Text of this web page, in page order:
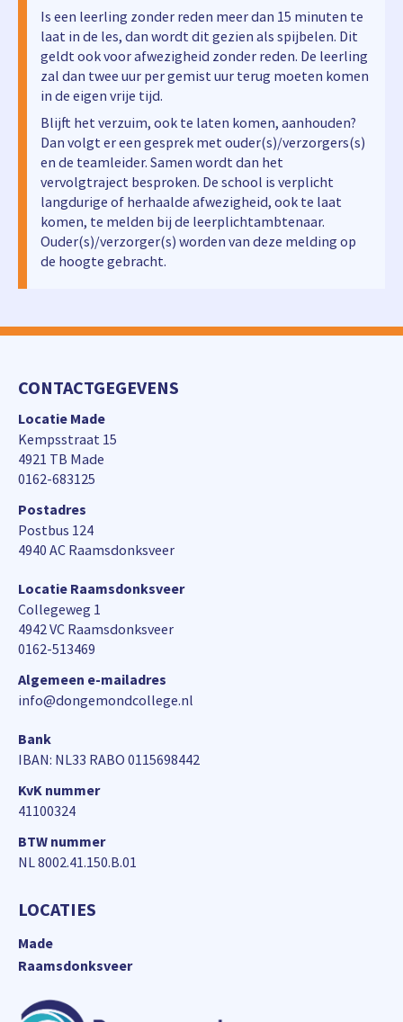
Is een leerling zonder reden meer dan 15 minuten te
laat in de les, dan wordt dit gezien als spijbelen. Dit
geldt ook voor afwezigheid zonder reden. De leerling
zal dan twee uur per gemist uur terug moeten komen
in de eigen vrije tijd.
Blijft het verzuim, ook te laten komen, aanhouden?
Dan volgt er een gesprek met ouder(s)/verzorgers(s)
en de teamleider. Samen wordt dan het
vervolgtraject besproken. De school is verplicht
langdurige of herhaalde afwezigheid, ook te laat
komen, te melden bij de leerplichtambtenaar.
Ouder(s)/verzorger(s) worden van deze melding op
de hoogte gebracht.
CONTACTGEGEVENS
Locatie Made
Kempsstraat 15
4921 TB Made
0162-683125
Postadres
Postbus 124
4940 AC Raamsdonksveer
Locatie Raamsdonksveer
Collegeweg 1
4942 VC Raamsdonksveer
0162-513469
Algemeen e-mailadres
info@dongemondcollege.nl
Bank
IBAN: NL33 RABO 0115698442
KvK nummer
41100324
BTW nummer
NL 8002.41.150.B.01
LOCATIES
Made
Raamsdonksveer